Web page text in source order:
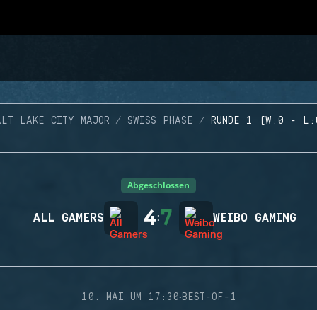
LAKE CITY MAJOR SWISS PHASE RUNDE 1 (W:0 -
Abgeschlossen
ALL GAMERS 4:7 WEIBO GAMING
10. MAI UM 17:30·BEST-OF-1